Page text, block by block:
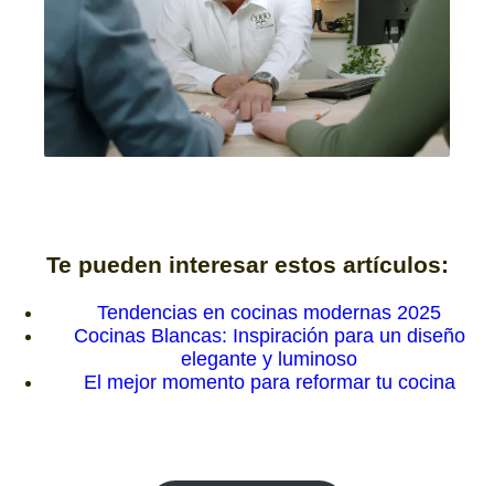
Te pueden interesar estos artículos:
Tendencias en cocinas modernas 2025
Cocinas Blancas: Inspiración para un diseño
elegante y luminoso
El mejor momento para reformar tu cocina